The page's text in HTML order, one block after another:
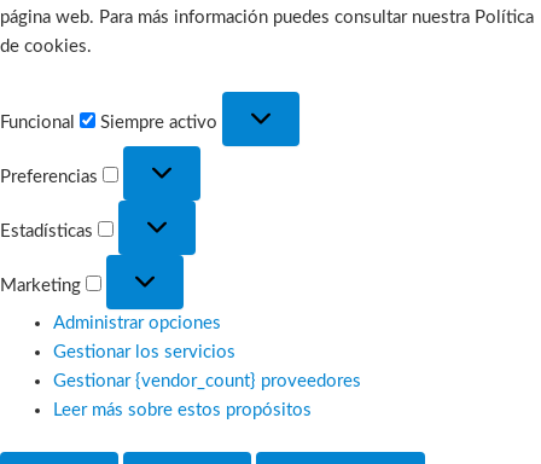
página web. Para más información puedes consultar nuestra Política
de cookies.
Funcional Siempre activo
Preferencias
Estadísticas
Marketing
Administrar opciones
Gestionar los servicios
Gestionar {vendor_count} proveedores
Leer más sobre estos propósitos